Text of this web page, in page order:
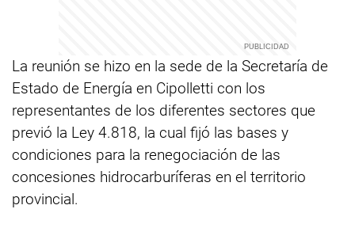
La reunión se hizo en la sede de la Secretaría de
Estado de Energía en Cipolletti con los
representantes de los diferentes sectores que
previó la Ley 4.818, la cual fijó las bases y
condiciones para la renegociación de las
concesiones hidrocarburíferas en el territorio
provincial.